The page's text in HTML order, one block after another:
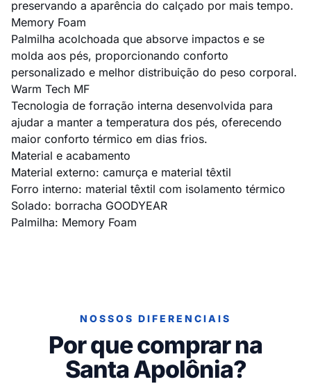
preservando a aparência do calçado por mais tempo.
Memory Foam
Palmilha acolchoada que absorve impactos e se
molda aos pés, proporcionando conforto
personalizado e melhor distribuição do peso corporal.
Warm Tech MF
Tecnologia de forração interna desenvolvida para
ajudar a manter a temperatura dos pés, oferecendo
maior conforto térmico em dias frios.
Material e acabamento
Material externo: camurça e material têxtil
Forro interno: material têxtil com isolamento térmico
Solado: borracha GOODYEAR
Palmilha: Memory Foam
NOSSOS DIFERENCIAIS
Por que comprar na
Santa Apolônia?